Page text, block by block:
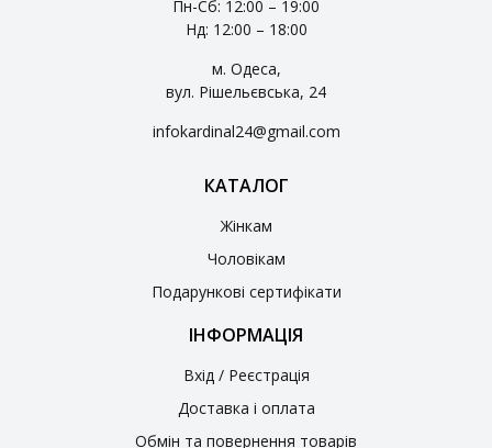
Пн-Сб: 12:00 – 19:00
Нд: 12:00 – 18:00
м. Одеса,
вул. Рішельєвська, 24
infokardinal24@gmail.com
КАТАЛОГ
Жінкам
Чоловікам
Подарункові сертифікати
ІНФОРМАЦІЯ
Вхід / Реєстрація
Доставка і оплата
Обмін та повернення товарів